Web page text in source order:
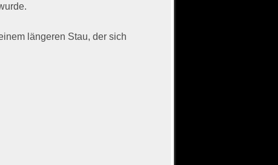
längeren Stau, der sich